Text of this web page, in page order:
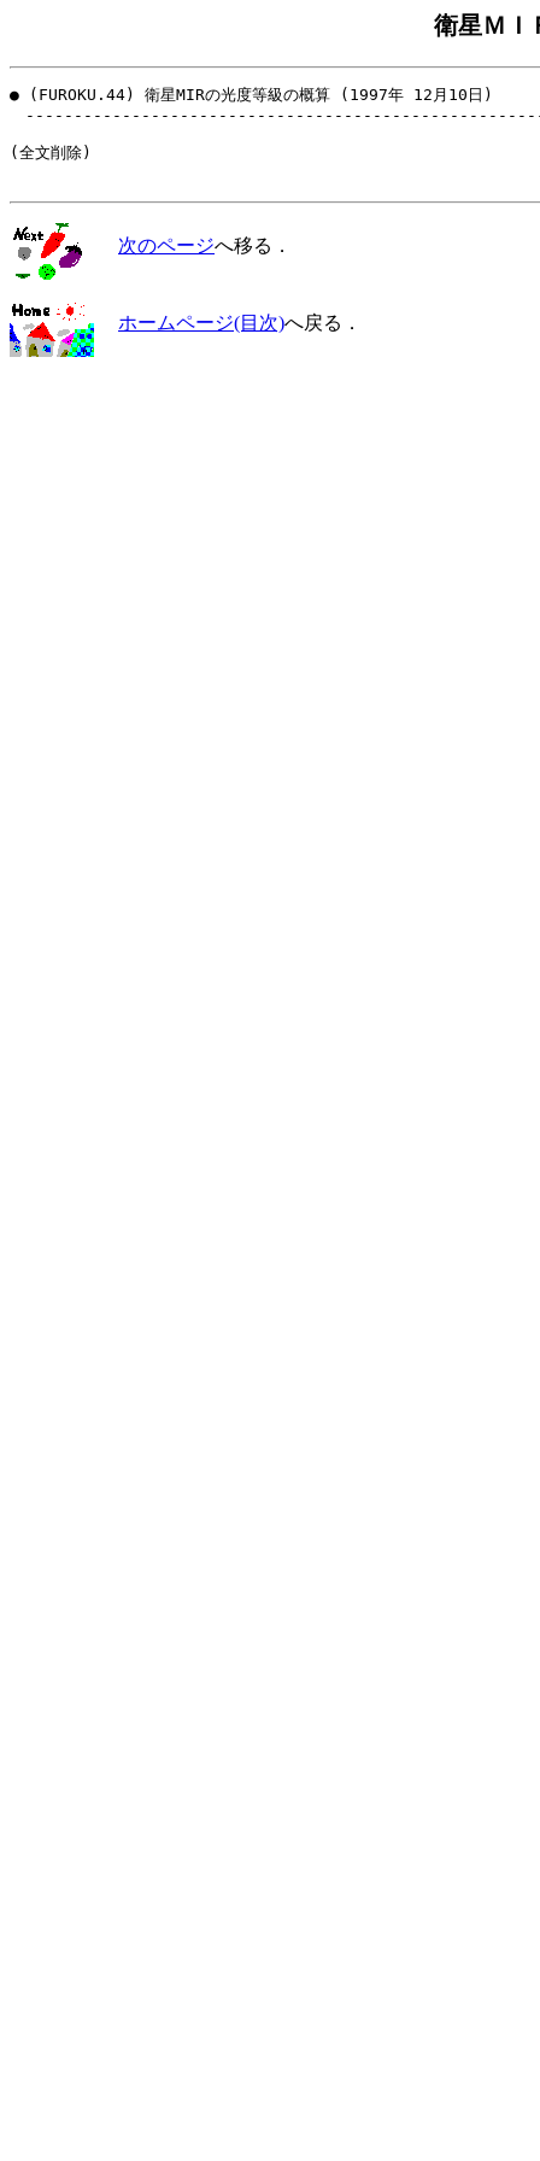
衛星ＭＩ
● (FUROKU.44) 衛星MIRの光度等級の概算 (1997年 12月10日)
(全文削除)
次のページへ移る．
ホームページ(目次)へ戻る．